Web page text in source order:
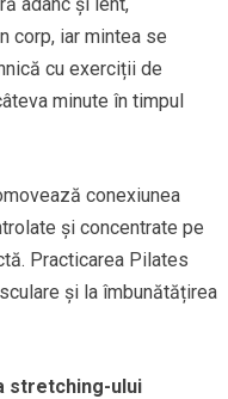
corp, iar mintea se
cu exerciții de
minute în timpul
conexiunea
și concentrate pe
Practicarea Pilates
și la îmbunătățirea
stretching-ului